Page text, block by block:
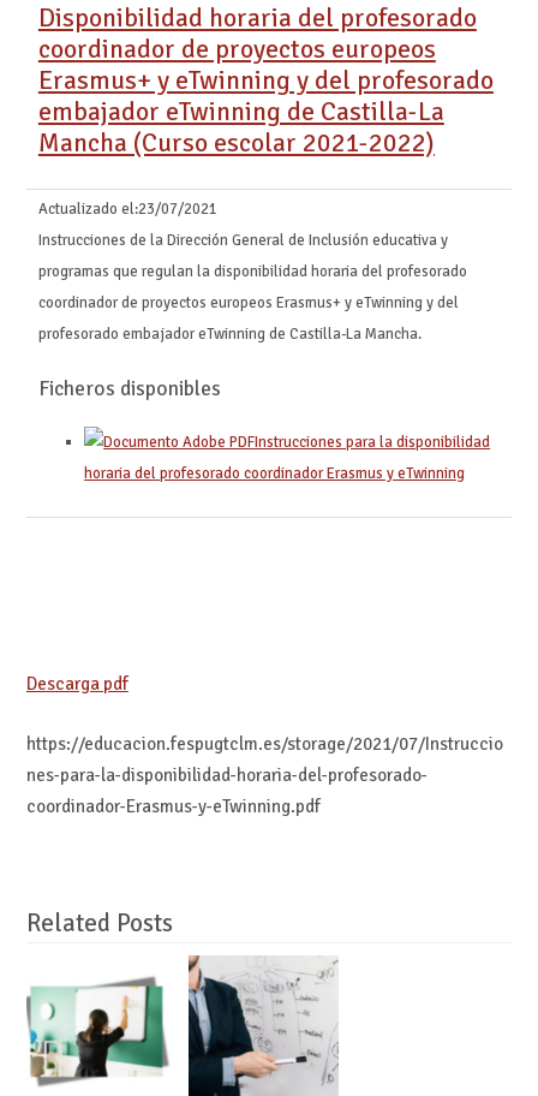
Disponibilidad horaria del profesorado
coordinador de proyectos europeos
Erasmus+ y eTwinning y del profesorado
embajador eTwinning de Castilla-La
Mancha (Curso escolar 2021-2022)
Actualizado el:23/07/2021
Instrucciones de la Dirección General de Inclusión educativa y
programas que regulan la disponibilidad horaria del profesorado
coordinador de proyectos europeos Erasmus+ y eTwinning y del
profesorado embajador eTwinning de Castilla-La Mancha.
Ficheros disponibles
Instrucciones para la disponibilidad
horaria del profesorado coordinador Erasmus y eTwinning
Descarga pdf
https://educacion.fespugtclm.es/storage/2021/07/Instruccio
nes-para-la-disponibilidad-horaria-del-profesorado-
coordinador-Erasmus-y-eTwinning.pdf
Related Posts